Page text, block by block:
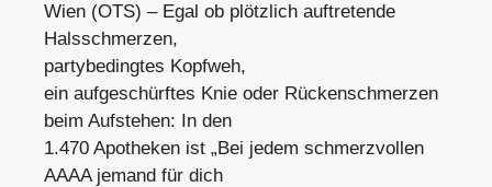
Wien (OTS) – Egal ob plötzlich auftretende
Halsschmerzen,
partybedingtes Kopfweh,
ein aufgeschürftes Knie oder Rückenschmerzen
beim Aufstehen: In den
1.470 Apotheken ist „Bei jedem schmerzvollen
AAAA jemand für dich